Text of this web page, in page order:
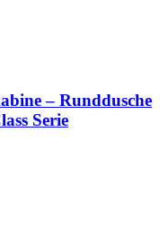
– Runddusche
Serie